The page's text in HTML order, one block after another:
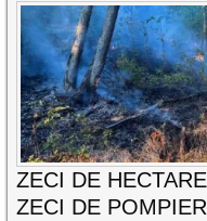
ZECI DE
ZECI DE